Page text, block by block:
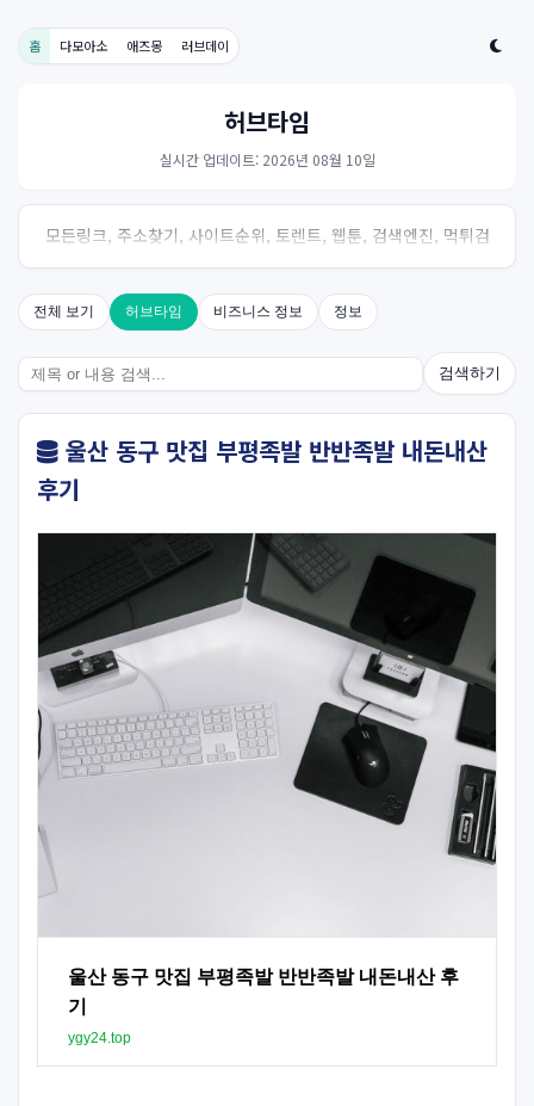
홈 다모아소 애즈몽 러브데이
허브타임
실시간 업데이트: 2026년 08월 10일
모든링크, 주소찾기, 사이트순위, 토렌트, 웹툰, 검색엔진, 먹튀검
증, 스포츠, 드라마, 커뮤니티 링크사이트! 여기여
전체 보기 허브타임 비즈니스 정보 정보
검색하기
울산 동구 맛집 부평족발 반반족발 내돈내산
후기
울산 동구 맛집 부평족발 반반족발 내돈내산 후
기
ygy24.top